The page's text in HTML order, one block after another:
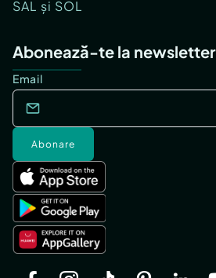
SAL și SOL
Abonează-te la newsletter
Email
Abonare